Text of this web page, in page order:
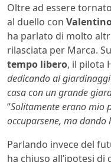
Oltre ad essere
al duello con
ha parlato di molto
rilasciata per Marca.
tempo libero, il pilota
dedicando al
casa con un grande
“Solitamente erano mio
occuparsene, ma
Parlando invece del
ha chiuso all’ipotesi